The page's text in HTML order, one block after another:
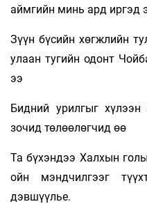
аймгийн минь ард иргэд
Зүүн бүсийн хөгжлийн
улаан тугийн одонт
ээ
Бидний урилгыг
зочид төлөөлөгчид өө
Та бүхэндээ Халхын
ойн мэндчилгээг
дэвшүүлье.